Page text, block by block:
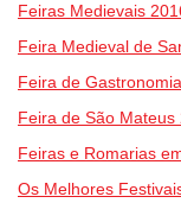
Feiras Medievais
Feira Medieval de
Feira de
Feira de São Mateus
Feiras e Romarias
Os Melhores